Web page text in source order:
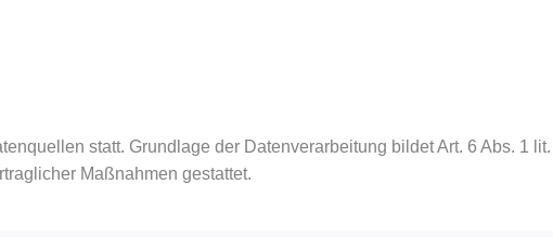
statt. Grundlage der Datenverarbeitung bildet Art. 6 Abs. 1
Maßnahmen gestattet.